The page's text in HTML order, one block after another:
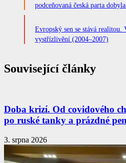
podceňovaná česká parta
Evropský sen se stává
vystřízlivění (2004–2007)
Související články
Doba krizí. Od covidového
po ruské tanky a prázdné
3. srpna 2026